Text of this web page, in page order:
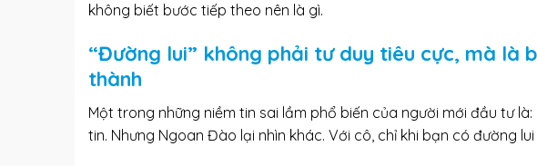
không biết bước tiếp theo nên là gì.
“Đường lui” không phải tư duy tiêu cực, mà là
thành
Một trong những niềm tin sai lầm phổ biến của người mới đầu tư
tin. Nhưng Ngoan Đào lại nhìn khác. Với cô, chỉ khi bạn có đường